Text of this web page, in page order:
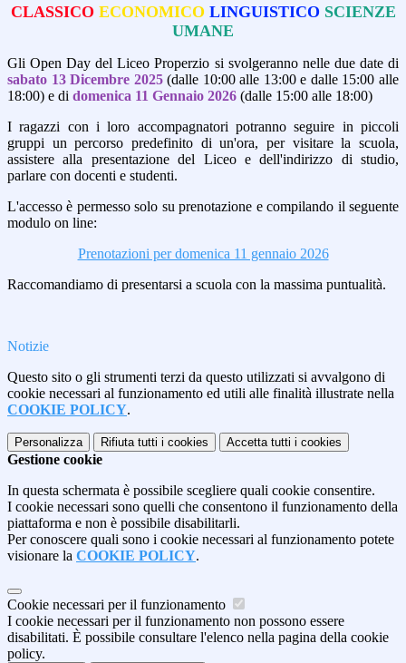
CLASSICO ECONOMICO LINGUISTICO SCIENZE
UMANE
Gli Open Day del Liceo Properzio si svolgeranno nelle due date di
sabato 13 Dicembre 2025(dalle 10:00 alle 13:00 e dalle 15:00 alle
18:00) e di domenica 11 Gennaio 2026 (dalle 15:00 alle 18:00)
I ragazzi con i loro accompagnatori potranno seguire in piccoli
gruppi un percorso predefinito di un'ora, per visitare la scuola,
assistere alla presentazione del Liceo e dell'indirizzo di studio,
parlare con docenti e studenti.
L'accesso è permesso solo su prenotazione e compilando il seguente
modulo on line:
Prenotazioni per domenica 11 gennaio 2026
Raccomandiamo di presentarsi a scuola con la massima puntualità.
Notizie
Questo sito o gli strumenti terzi da questo utilizzati si avvalgono di
cookie necessari al funzionamento ed utili alle finalità illustrate nella
COOKIE POLICY.
Personalizza Rifiuta tutti i cookies Accetta tutti i cookies
Gestione cookie
In questa schermata è possibile scegliere quali cookie consentire.
I cookie necessari sono quelli che consentono il funzionamento della
piattaforma e non è possibile disabilitarli.
Per conoscere quali sono i cookie necessari al funzionamento potete
visionare la COOKIE POLICY.
Cookie necessari per il funzionamento
I cookie necessari per il funzionamento non possono essere
disabilitati. È possibile consultare l'elenco nella pagina della cookie
policy.